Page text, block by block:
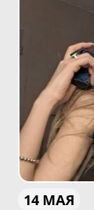
14 МАЯ